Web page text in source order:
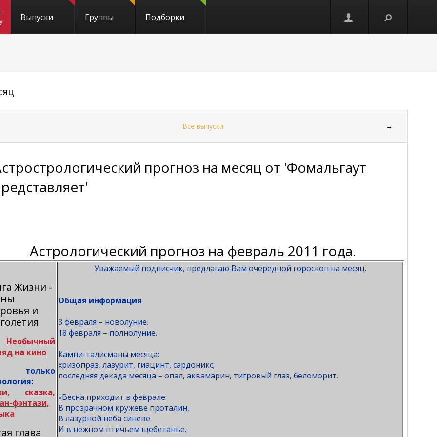
Выпуски Группы Подборки
Все выпуски →
прогноз на месяц от 'Фомальгаут
Астрологический прогноз на февраль 2011 года.
Жизни -
и
Необычный
на кино
только
сказка,
фэнтази,
глава
Уважаемый подписчик, предлагаю Вам очередной гороскоп на месяц.
Общая информация
3 февраля – новолуние.
18 февраля – полнолуние.
Камни-талисманы месяца:
хризопраз, лазурит, гиацинт, сардоникс;
последняя декада месяца – опал, аквамарин, тигровый глаз, беломорит.
«Весна приходит в феврале:
В прозрачном кружеве проталин,
В лазурной неба синеве
И в нежном птичьем щебетанье.